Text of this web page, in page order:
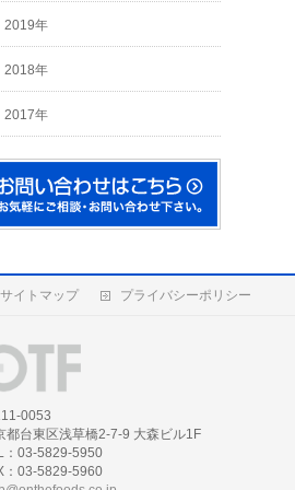
2019年
2018年
2017年
サイトマップ プライバシーポリシー
0053
都台東区浅草橋2-7-9 大森ビル1F
：03-5829-5950
：03-5829-5960